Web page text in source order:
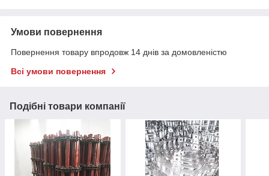
Умови повернення
Повернення товару впродовж 14 днів за домовленістю
Всі умови повернення
Подібні товари компанії